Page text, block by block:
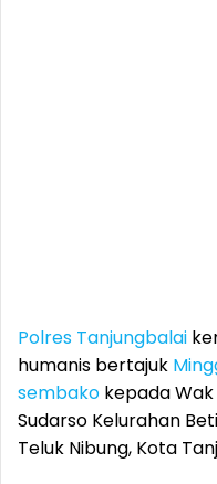
Polres Tanjungbalai
humanis bertajuk
sembako kepada
Sudarso Kelurahan
Teluk Nibung, Kota